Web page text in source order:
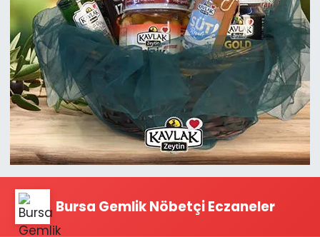
Bursa Gemlik Nöbetçi Eczaneler